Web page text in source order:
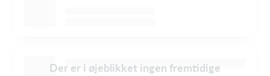
Der er i øjeblikket ingen fremtidige